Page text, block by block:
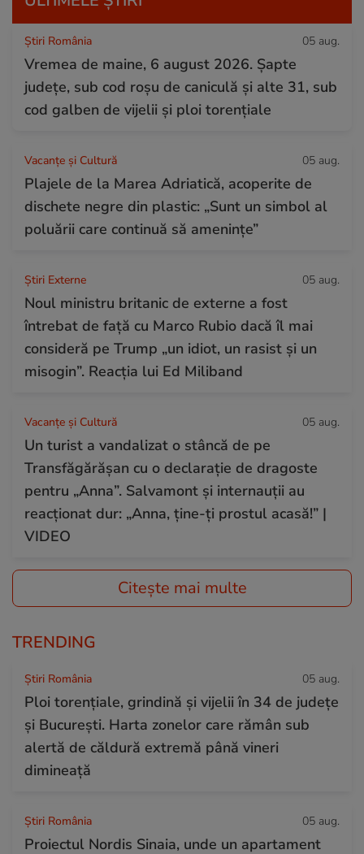
Știri România 05 aug.
Vremea de maine, 6 august 2026. Șapte
județe, sub cod roșu de caniculă și alte 31, sub
cod galben de vijelii și ploi torențiale
Vacanțe și Cultură 05 aug.
Plajele de la Marea Adriatică, acoperite de
dischete negre din plastic: „Sunt un simbol al
poluării care continuă să amenințe”
Știri Externe 05 aug.
Noul ministru britanic de externe a fost
întrebat de față cu Marco Rubio dacă îl mai
consideră pe Trump „un idiot, un rasist și un
misogin”. Reacția lui Ed Miliband
Vacanțe și Cultură 05 aug.
Un turist a vandalizat o stâncă de pe
Transfăgărășan cu o declarație de dragoste
pentru „Anna”. Salvamont și internauții au
reacționat dur: „Anna, ține-ți prostul acasă!” |
VIDEO
Citește mai multe
TRENDING
Știri România 05 aug.
Ploi torențiale, grindină și vijelii în 34 de județe
și București. Harta zonelor care rămân sub
alertă de căldură extremă până vineri
dimineață
Știri România 05 aug.
Proiectul Nordis Sinaia, unde un apartament